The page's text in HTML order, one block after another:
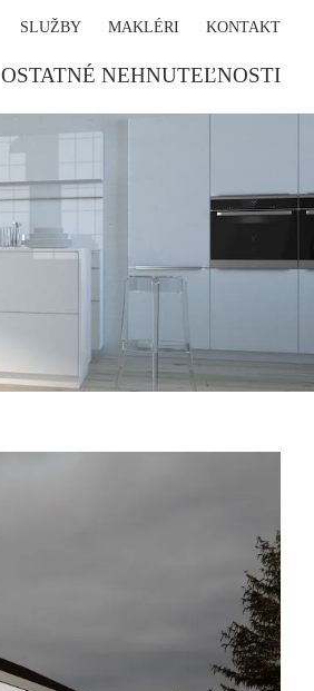
SLUŽBY MAKLÉRI KONTAKT
OSTATNÉ NEHNUTEĽNOSTI